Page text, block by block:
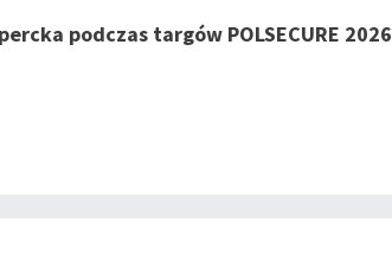
podczas targów POLSECURE 2026